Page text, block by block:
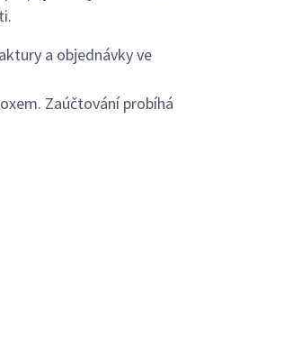
a objednávky ve
Zaúčtování probíhá